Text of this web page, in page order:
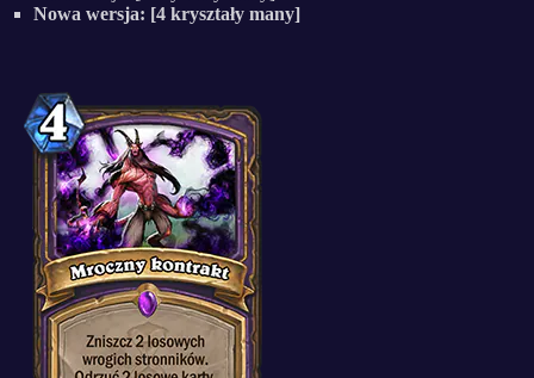
Nowa wersja: [4 kryształy many]